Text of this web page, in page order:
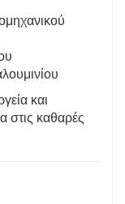
και
στις καθαρές